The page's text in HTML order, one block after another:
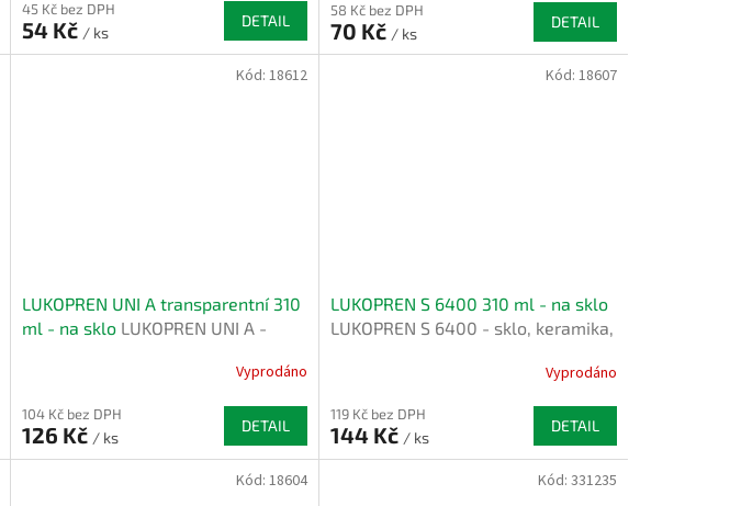
45 Kč bez DPH
54 Kč / ks
DETAIL
58 Kč bez DPH
70 Kč / ks
DETAIL
LUKOPREN UNI A transparentní 310
ml - na sklo LUKOPREN UNI A -
Vyprodáno
104 Kč bez DPH
126 Kč / ks
DETAIL
Kód: 18612
LUKOPREN S 6400 310 ml - na sklo
LUKOPREN S 6400 - sklo, keramika,
Vyprodáno
119 Kč bez DPH
144 Kč / ks
DETAIL
Kód: 18607
Kód: 18604 Kód: 331235